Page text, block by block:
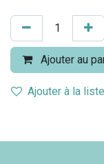
Ajouter au
Ajouter à la